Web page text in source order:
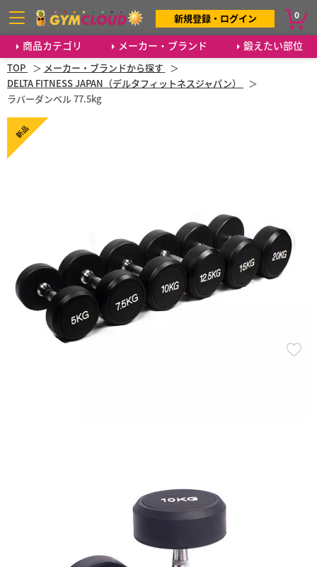
商品カテゴリ メーカー・ブランド 鍛えたい部位
新規登録・ログイン 0
TOP
メーカー・ブランドから探す
DELTA FITNESS JAPAN（デルタフィットネスジャパン）
ラバーダンベル 77.5kg
新品